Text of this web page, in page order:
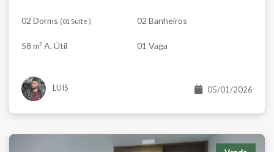
02 Dorms (01 Suíte ) 02 Banheiros
58 m² A. Útil 01 Vaga
LUIS 05/01/2026